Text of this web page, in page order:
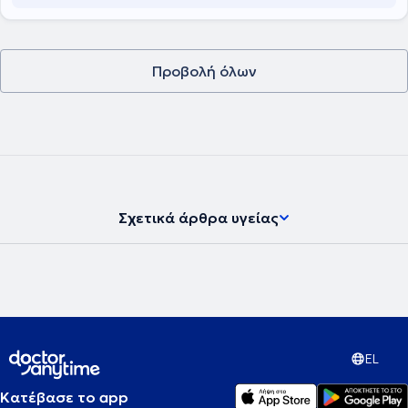
Προβολή όλων
Σχετικά άρθρα υγείας
EL
Κατέβασε το app